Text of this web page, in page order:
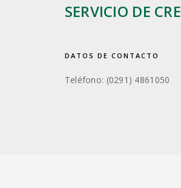
SERVICIO DE
DATOS DE CONTACTO
Teléfono: (0291) 4861050